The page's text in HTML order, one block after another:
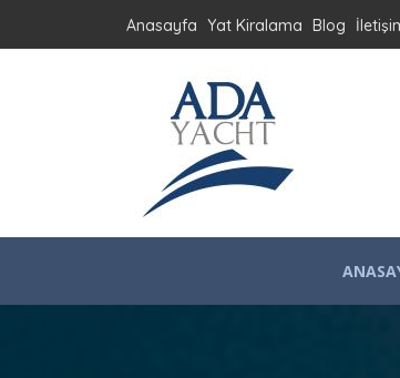
Anasayfa Yat Kiralama Blog